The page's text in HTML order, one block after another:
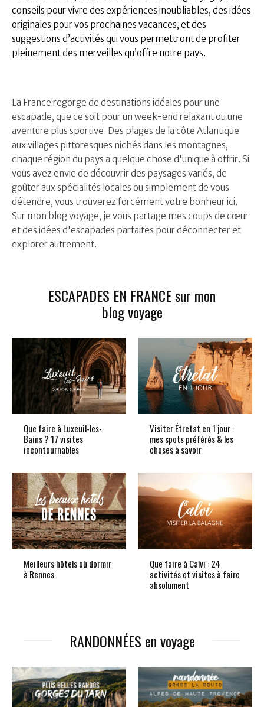
conseils pour vivre des expériences inoubliables, des idées
originales pour vos prochaines vacances, et des
suggestions d’activités qui vous permettront de profiter
pleinement des merveilles qu’offre notre pays.
La France regorge de destinations idéales pour une
escapade, que ce soit pour un week-end relaxant ou une
aventure plus sportive. Des plages de la côte Atlantique
aux villages pittoresques nichés dans les montagnes,
chaque région du pays a quelque chose d'unique à offrir. Si
vous avez envie de découvrir des paysages variés, de
goûter aux spécialités locales ou simplement de vous
détendre, vous trouverez forcément votre bonheur ici.
Sur mon blog voyage, je vous partage mes coups de cœur
et des idées d'escapades parfaites pour déconnecter et
explorer autrement.
ESCAPADES EN FRANCE sur mon
blog voyage
Que faire à Luxeuil-les-
Bains ? 17 visites
incontournables
Visiter Étretat en 1 jour :
mes spots préférés & les
choses à savoir
Meilleurs hôtels où dormir
à Rennes
Que faire à Calvi : 24
activités et visites à faire
absolument
RANDONNÉES en voyage